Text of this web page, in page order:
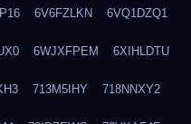
6V6FZLKN 6VQ1DZQ1
6WJXFPEM 6XIHLDTU
713M5IHY 718NNXY2